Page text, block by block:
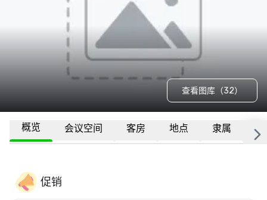
查看图库（32）
概览 会议空间 客房 地点 隶属 更
促销